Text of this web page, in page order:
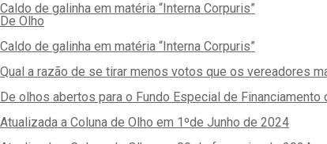
Caldo de galinha em matéria “Interna Corpuris”
De Olho
Caldo de galinha em matéria “Interna Corpuris”
Qual a razão de se tirar menos votos que os vereadores
De olhos abertos para o Fundo Especial de Financiamento
Atualizada a Coluna de Olho em 1ºde Junho de 2024